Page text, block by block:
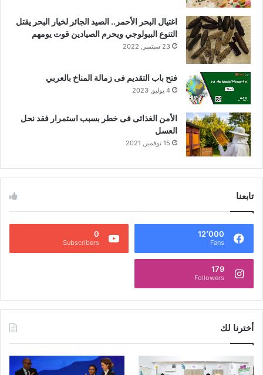
اغتيال البحر الأحمر.. الصيد الجائر لخيار البحر يقتل
التنوع البيولوجي ويحرم الصيادين قوت يومهم
23 سبتمبر, 2022
فتح باب التقديم فى زمالة المناخ بالعربي
4 يوليو, 2023
الأمن الغذائى فى خطر بسبب استمرار فقد نحل
العسل
15 نوفمبر, 2021
تابعنا
12٬000
Fans
0
Subscribers
179
Followers
أخترنا لك